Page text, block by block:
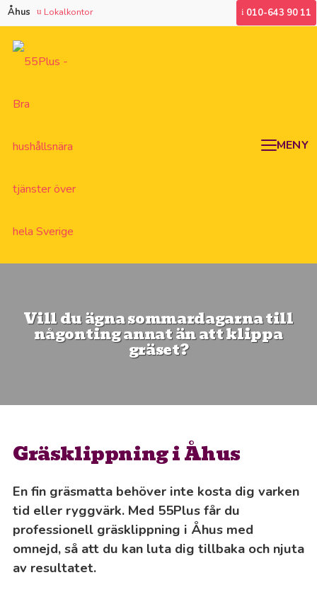
Åhus Lokalkontor 010-643 90 11
MENY
Vill du ägna sommardagarna till
någonting annat än att klippa
gräset?
Gräsklippning i Åhus
En fin gräsmatta behöver inte kosta dig varken
tid eller ryggvärk. Med 55Plus får du
professionell gräsklippning i Åhus med
omnejd, så att du kan luta dig tillbaka och njuta
av resultatet.